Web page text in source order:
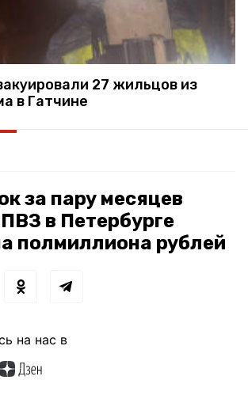
27 жильцов из
в Гатчине
за пару месяцев
в Петербурге
полмиллиона рублей
на нас в